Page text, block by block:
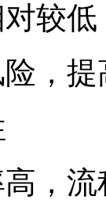
较低
，
，